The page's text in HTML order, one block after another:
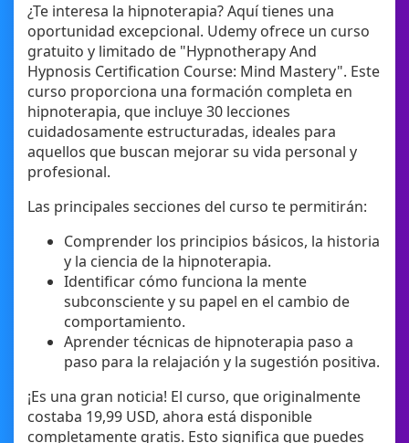
¿Te interesa la hipnoterapia? Aquí tienes una
oportunidad excepcional. Udemy ofrece un curso
gratuito y limitado de "Hypnotherapy And
Hypnosis Certification Course: Mind Mastery". Este
curso proporciona una formación completa en
hipnoterapia, que incluye 30 lecciones
cuidadosamente estructuradas, ideales para
aquellos que buscan mejorar su vida personal y
profesional.
Las principales secciones del curso te permitirán:
Comprender los principios básicos, la historia
y la ciencia de la hipnoterapia.
Identificar cómo funciona la mente
subconsciente y su papel en el cambio de
comportamiento.
Aprender técnicas de hipnoterapia paso a
paso para la relajación y la sugestión positiva.
¡Es una gran noticia! El curso, que originalmente
costaba 19,99 USD, ahora está disponible
completamente gratis. Esto significa que puedes